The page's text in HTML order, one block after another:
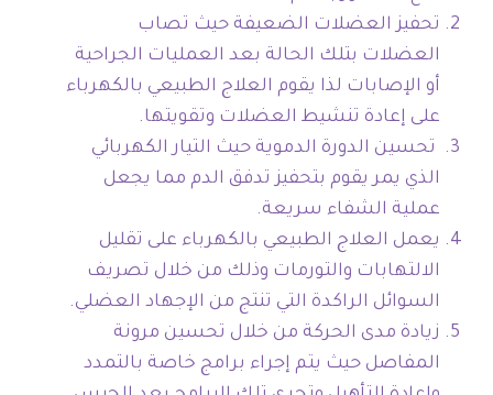
تحفيز العضلات الضعيفة حيث تصاب
العضلات بتلك الحالة بعد العمليات الجراحية
أو الإصابات لذا يقوم العلاج الطبيعي بالكهرباء
على إعادة تنشيط العضلات وتقويتها.
تحسين الدورة الدموية حيث التيار الكهربائي
الذي يمر يقوم بتحفيز تدفق الدم مما يجعل
عملية الشفاء سريعة.
يعمل العلاج الطبيعي بالكهرباء على تقليل
الالتهابات والتورمات وذلك من خلال تصريف
السوائل الراكدة التي تنتج من الإجهاد العضلي.
زيادة مدى الحركة من خلال تحسين مرونة
المفاصل حيث يتم إجراء برامج خاصة بالتمدد